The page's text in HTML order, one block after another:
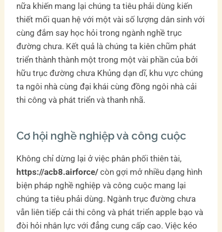
nữa khiến mang lại chúng ta tiêu phải dùng kiến
thiết mối quan hệ với một vài số lượng dân sinh với
cùng đắm say học hỏi trong ngành nghề trục
đường chưa. Kết quả là chúng ta kiên chũm phát
triển thành thành một trong một vài phần của bởi
hữu trục đường chưa Khủng dạn dĩ, khu vực chúng
ta ngôi nhà cùng đại khái cùng đồng ngôi nhà cải
thi công và phát triển và thanh nhã.
Cơ hội nghề nghiệp và công cuộc
Không chỉ dừng lại ở việc phân phối thiên tài,
https://acb8.airforce/ còn gợi mở nhiều dạng hình
biện pháp nghề nghiệp và công cuộc mang lại
chúng ta tiêu phải dùng. Ngành trục đường chưa
vẫn liên tiếp cải thi công và phát triển apple bạo và
đòi hỏi nhân lực với đẳng cung cấp cao. Việc kéo